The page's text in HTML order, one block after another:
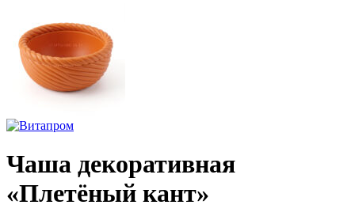
Чаша декоративная
«Плетёный кант»